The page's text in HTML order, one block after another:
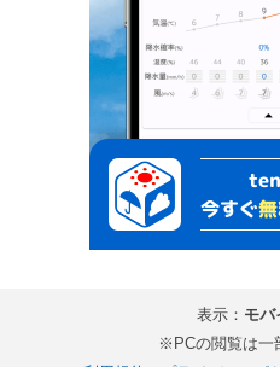
表示： モバ
※PCの閲覧は一